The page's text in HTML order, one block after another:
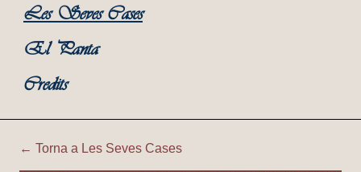
Les Seves Cases
El Panta
Credits
Tiurana | Porxos sota cal
← Torna a Les Seves Cases